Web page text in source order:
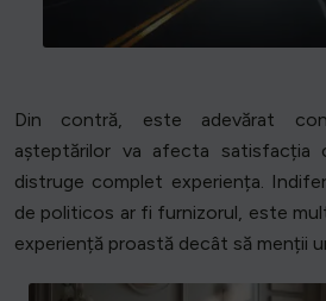
Din contră, este adevărat
așteptărilor va afecta satisfacția
distruge complet experiența.
de politicos ar fi furnizorul, este
experiență proastă decât să menții